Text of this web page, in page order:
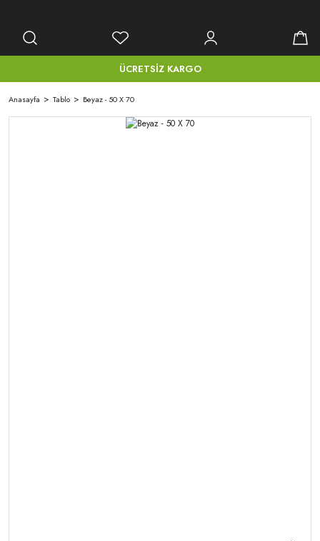
ÜCRETSİZ KARGO
Anasayfa Tablo Beyaz - 50 X 70